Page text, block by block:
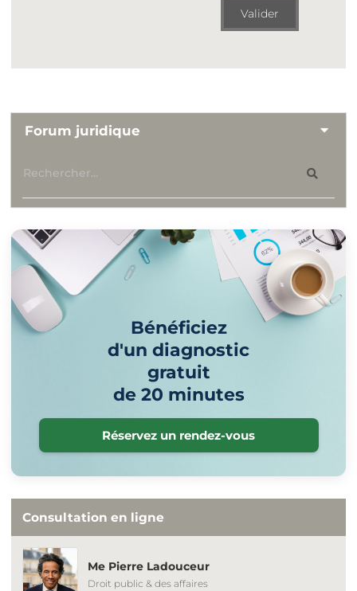
Valider
Forum juridique
Bénéficiez
d'un diagnostic
gratuit
de 20 minutes
Réservez un rendez-vous
Consultation en ligne
Me Pierre Ladouceur
Droit public & des affaires